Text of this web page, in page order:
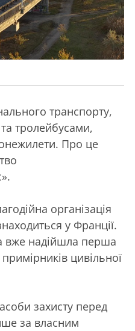
транспорту,
тролейбусами,
Про це
організація
у Франції.
вже надійшла перша
примірників цивільної
захисту перед
за власним